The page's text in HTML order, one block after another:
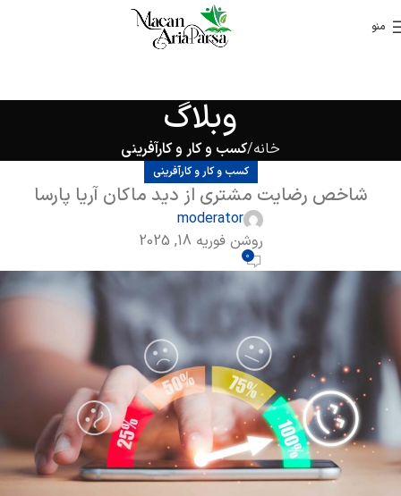
منو
وبلاگ
خانه کسب و کار و کارآفرینی
کسب و کار و کارآفرینی
شاخص رضایت مشتری از دید ماکان آریا پارسا
moderator
روشن فوریه 18, 2025
0